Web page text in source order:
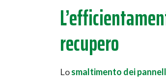
recupero
Losmaltimento dei